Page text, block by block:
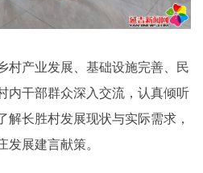
产业发展、基础设施完善、民
内干部群众深入交流，认真倾听
解长胜村发展现状与实际需求，
发展建言献策。